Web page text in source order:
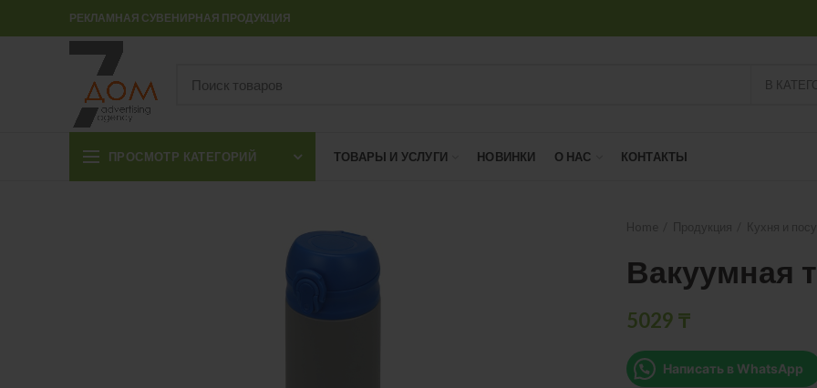
РЕКЛАМНАЯ СУВЕНИРНАЯ ПРОДУКЦИЯ
В
ПРОСМОТР КАТЕГОРИЙ ТОВАРЫ И УСЛУГИ НОВИНКИ О НАС КОНТАКТЫ
Вакуумная
5029 ₸
Написать в WhatsApp